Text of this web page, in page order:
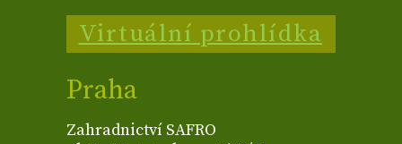
Virtuální prohlídka
Praha
Zahradnictví SAFRO